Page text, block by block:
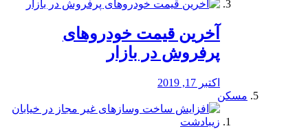
آخرین قیمت خودرو‌های
پرفروش در بازار
اکتبر 17, 2019
مسکن